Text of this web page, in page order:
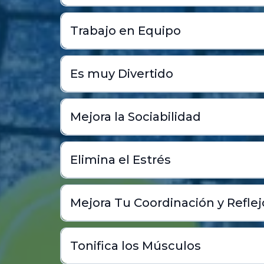
Trabajo en Equipo
Es muy Divertido
Mejora la Sociabilidad
Elimina el Estrés
Mejora Tu Coordinación y
Tonifica los Músculos